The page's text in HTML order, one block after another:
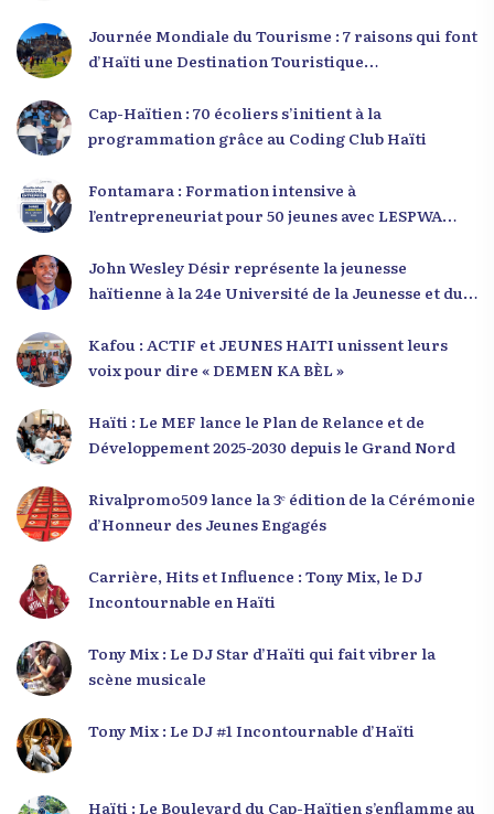
Journée Mondiale du Tourisme : 7 raisons qui font
d’Haïti une Destination Touristique
Cap-Haïtien : 70 écoliers s’initient à la
programmation grâce au Coding Club Haïti
Fontamara : Formation intensive à
l’entrepreneuriat pour 50 jeunes avec LESPWA
John Wesley Désir représente la jeunesse
haïtienne à la 24e Université de la Jeunesse et du
Kafou : ACTIF et JEUNES HAITI unissent leurs
voix pour dire « DEMEN KA BÈL »
Haïti : Le MEF lance le Plan de Relance et de
Développement 2025-2030 depuis le Grand Nord
Rivalpromo509 lance la 3ᵉ édition de la Cérémonie
d’Honneur des Jeunes Engagés
Carrière, Hits et Influence : Tony Mix, le DJ
Incontournable en Haïti
Tony Mix : Le DJ Star d’Haïti qui fait vibrer la
scène musicale
Tony Mix : Le DJ #1 Incontournable d’Haïti
Haïti : Le Boulevard du Cap-Haïtien s’enflamme au